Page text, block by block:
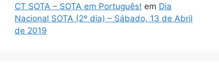
CT SOTA – SOTA em Português! em Dia
Nacional SOTA (2º dia) – Sábado, 13 de Abril
de 2019